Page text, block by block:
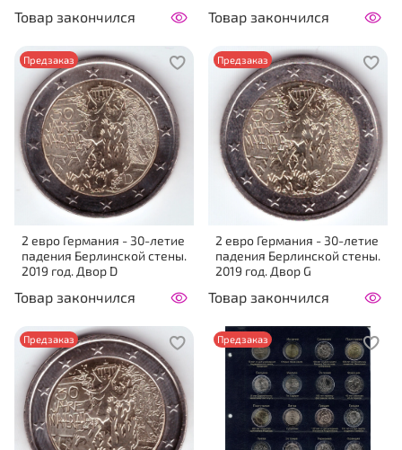
Товар закончился Товар закончился
Предзаказ
2 евро Германия - 30-летие
падения Берлинской стены.
2019 год. Двор D
Товар закончился
Предзаказ
2 евро Германия - 30-летие
падения Берлинской стены.
2019 год. Двор G
Товар закончился
Предзаказ Предзаказ